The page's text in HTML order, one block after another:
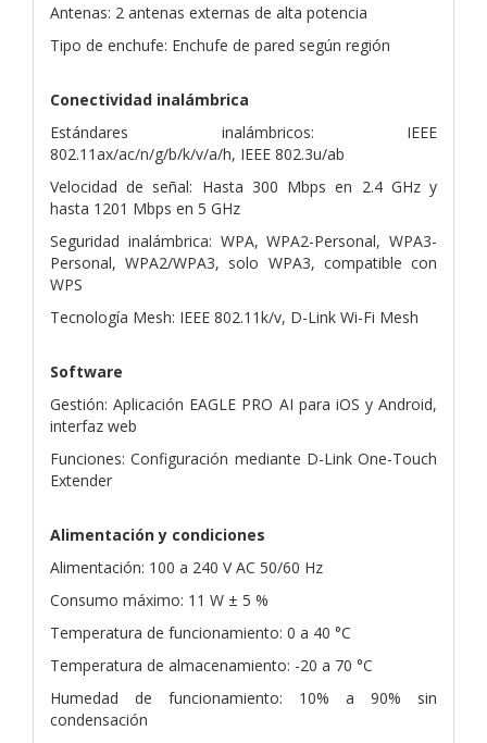
Antenas: 2 antenas externas de alta potencia
Tipo de enchufe: Enchufe de pared según región
Conectividad inalámbrica
Estándares inalámbricos: IEEE
802.11ax/ac/n/g/b/k/v/a/h, IEEE 802.3u/ab
Velocidad de señal: Hasta 300 Mbps en 2.4 GHz y
hasta 1201 Mbps en 5 GHz
Seguridad inalámbrica: WPA, WPA2-Personal, WPA3-
Personal, WPA2/WPA3, solo WPA3, compatible con
WPS
Tecnología Mesh: IEEE 802.11k/v, D-Link Wi-Fi Mesh
Software
Gestión: Aplicación EAGLE PRO AI para iOS y Android,
interfaz web
Funciones: Configuración mediante D-Link One-Touch
Extender
Alimentación y condiciones
Alimentación: 100 a 240 V AC 50/60 Hz
Consumo máximo: 11 W ± 5 %
Temperatura de funcionamiento: 0 a 40 °C
Temperatura de almacenamiento: -20 a 70 °C
Humedad de funcionamiento: 10% a 90% sin
condensación